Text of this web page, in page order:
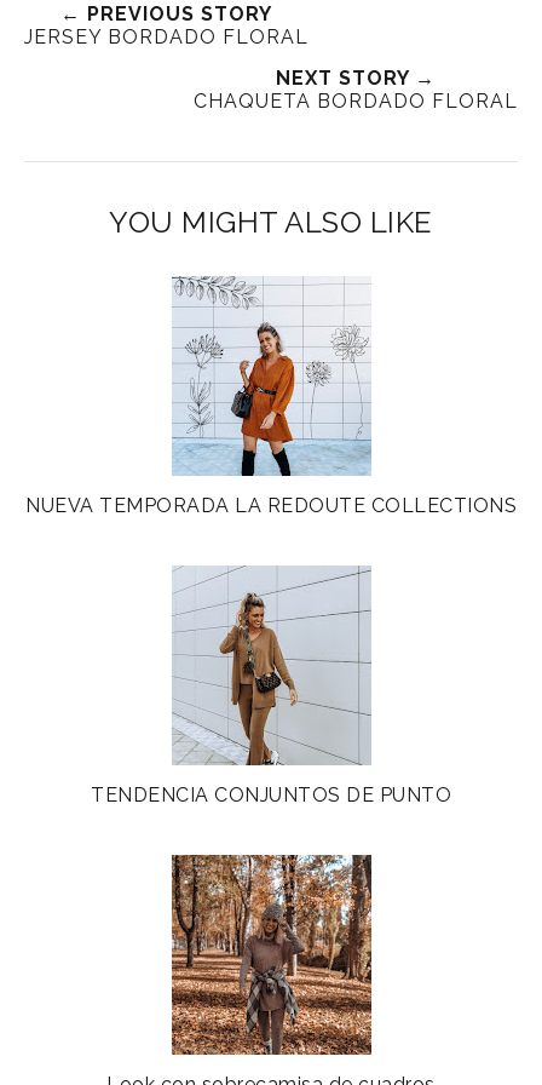
← PREVIOUS STORY
JERSEY BORDADO FLORAL
NEXT STORY →
CHAQUETA BORDADO FLORAL
YOU MIGHT ALSO LIKE
NUEVA TEMPORADA LA REDOUTE COLLECTIONS
TENDENCIA CONJUNTOS DE PUNTO